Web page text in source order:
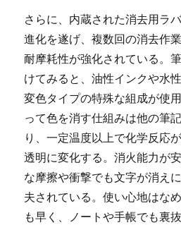
さらに、内蔵された消去用ラ
進化を遂げ、複数回の消去作
耐摩耗性が強化されている。
けてみると、油性インクや水
変色タイプの特殊な組成が使
って色を消す仕組みは他の筆
り、一定温度以上で化学反応
透明に変化する。消火能力が
な摩擦や衝撃でも文字が消え
夫されている。使い心地はな
も早く、ノートや手帳でも裏